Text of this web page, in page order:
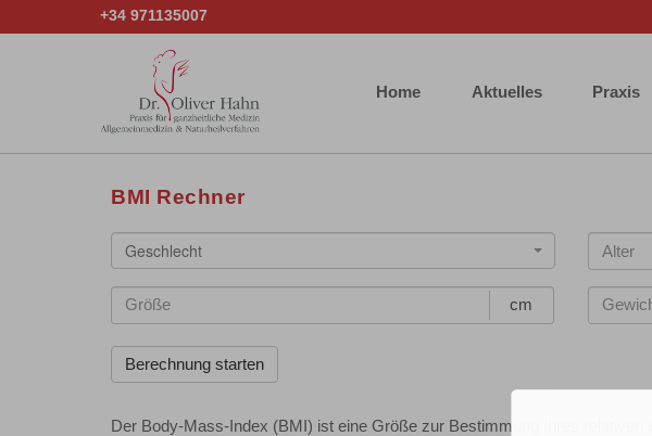
+34 971135007
Home Aktuelles Praxis
BMI Rechner
Geschlecht
cm
Der Body-Mass-Index (BMI) ist eine Größe zur Bestimmung Ihres